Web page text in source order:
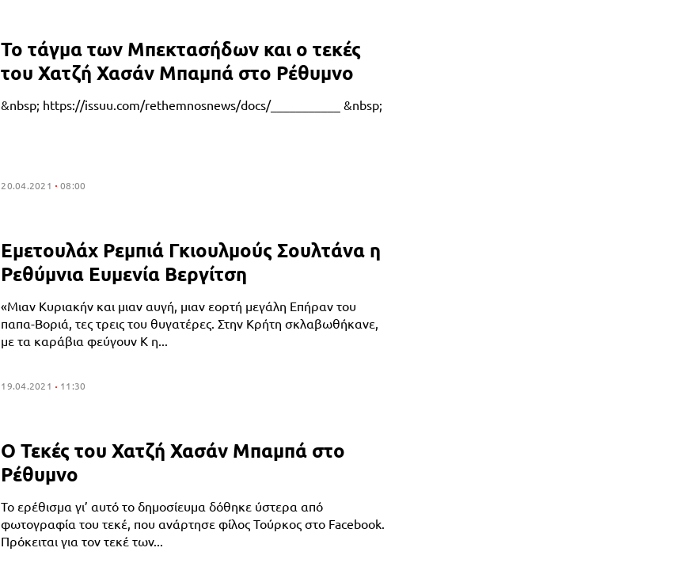
Το τάγμα των Μπεκτασήδων και ο τεκές
του Χατζή Χασάν Μπαμπά στο Ρέθυμνο
&nbsp; https://issuu.com/rethemnosnews/docs/___________ &nbsp;
20.04.2021 08:00
Εμετουλάχ Ρεμπιά Γκιουλμούς Σουλτάνα η
Ρεθύμνια Ευμενία Βεργίτση
«Μιαν Κυριακήν και μιαν αυγή, μιαν εορτή μεγάλη Επήραν του
παπα-Βοριά, τες τρεις του θυγατέρες. Στην Κρήτη σκλαβωθήκανε,
με τα καράβια φεύγουν Κ η...
19.04.2021 11:30
Ο Τεκές του Χατζή Χασάν Μπαμπά στο
Ρέθυμνο
Το ερέθισμα γι’ αυτό το δημοσίευμα δόθηκε ύστερα από
φωτογραφία του τεκέ, που ανάρτησε φίλος Τούρκος στο Facebook.
Πρόκειται για τον τεκέ των...